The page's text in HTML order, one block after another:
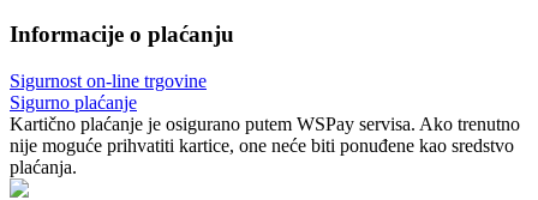
Informacije o plaćanju
Sigurnost on-line trgovine
Sigurno plaćanje
Kartično plaćanje je osigurano putem WSPay servisa. Ako trenutno
nije moguće prihvatiti kartice, one neće biti ponuđene kao sredstvo
plaćanja.